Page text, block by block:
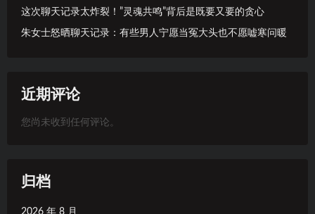
这次聊天记录太炸裂！”灵魂共鸣”背后是既要又要的贪心
朱女士怒晒聊天记录：有些男人宁愿当冤大头也不愿嘘寒问暖
近期评论
您尚未收到任何评论。
归档
2026 年 8 月